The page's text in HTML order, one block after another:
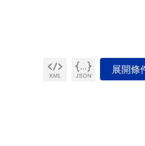
常見問
綠建築